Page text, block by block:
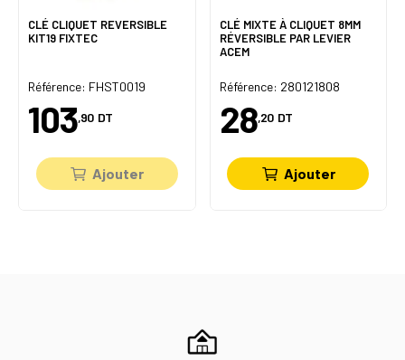
CLÉ CLIQUET REVERSIBLE
KIT19 FIXTEC
Référence: FHST0019
103,90 DT
Ajouter
CLÉ MIXTE À CLIQUET 8MM
RÉVERSIBLE PAR LEVIER
ACEM
Référence: 280121808
28,20 DT
Ajouter